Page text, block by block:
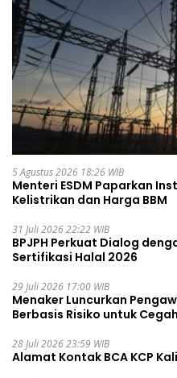
5 Agustus 2026 18:26 WIB
Menteri ESDM Paparkan
Kelistrikan dan Harga BBM
31 Juli 2026 22:22 WIB
BPJPH Perkuat Dialog
Sertifikasi Halal 2026
29 Juli 2026 17:00 WIB
Menaker Luncurkan
Berbasis Risiko untuk
28 Juli 2026 23:59 WIB
Alamat Kontak BCA KCP